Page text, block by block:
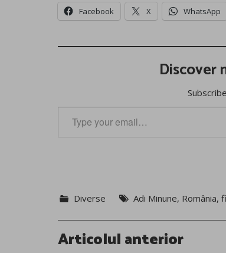
Facebook X WhatsApp
Discover
email…
Diverse Adi Minune, România,
Post
Articolul anterior